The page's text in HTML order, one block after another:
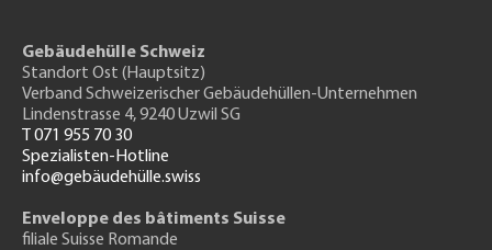
Gebäudehülle Schweiz
Standort Ost (Hauptsitz)
Verband Schweizerischer Gebäudehüllen-Unternehmen
Lindenstrasse 4, 9240 Uzwil SG
T 071 955 70 30
Spezialisten-Hotline
info@gebäudehülle.swiss
Enveloppe des bâtiments Suisse
filiale Suisse Romande